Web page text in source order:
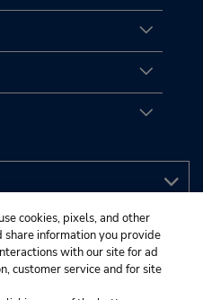
cookies, pixels, and other
information you provide
with our site for ad
customer service and for site